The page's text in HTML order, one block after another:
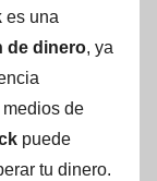
es una
de dinero, ya
medios de
puede
tu dinero.